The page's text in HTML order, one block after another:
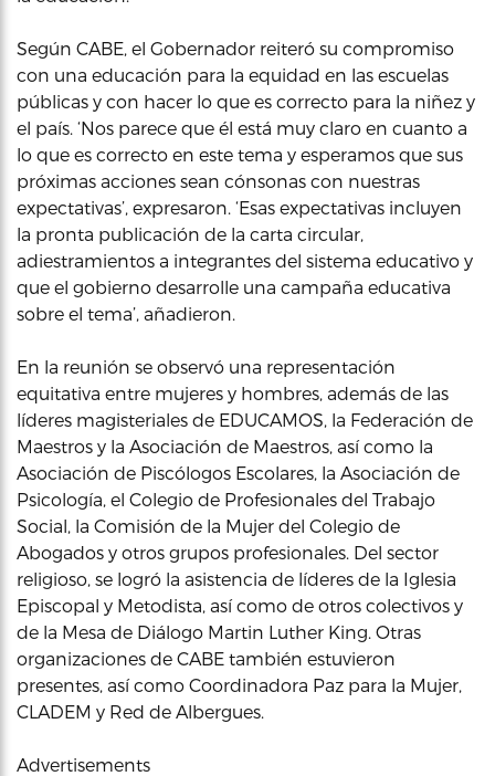
Según CABE, el Gobernador reiteró su compromiso
con una educación para la equidad en las escuelas
públicas y con hacer lo que es correcto para la niñez y
el país. ‘Nos parece que él está muy claro en cuanto a
lo que es correcto en este tema y esperamos que sus
próximas acciones sean cónsonas con nuestras
expectativas’, expresaron. ‘Esas expectativas incluyen
la pronta publicación de la carta circular,
adiestramientos a integrantes del sistema educativo y
que el gobierno desarrolle una campaña educativa
sobre el tema’, añadieron.
En la reunión se observó una representación
equitativa entre mujeres y hombres, además de las
líderes magisteriales de EDUCAMOS, la Federación de
Maestros y la Asociación de Maestros, así como la
Asociación de Piscólogos Escolares, la Asociación de
Psicología, el Colegio de Profesionales del Trabajo
Social, la Comisión de la Mujer del Colegio de
Abogados y otros grupos profesionales. Del sector
religioso, se logró la asistencia de líderes de la Iglesia
Episcopal y Metodista, así como de otros colectivos y
de la Mesa de Diálogo Martin Luther King. Otras
organizaciones de CABE también estuvieron
presentes, así como Coordinadora Paz para la Mujer,
CLADEM y Red de Albergues.
Advertisements